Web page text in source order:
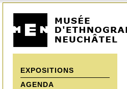
EXPOSITIONS
AGENDA